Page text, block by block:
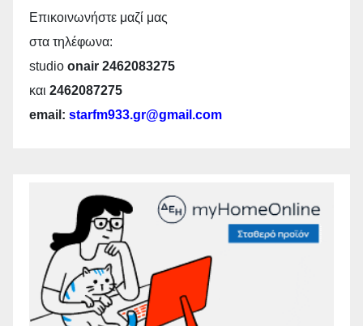
Επικοινωνήστε μαζί μας
στα τηλέφωνα:
studio onair 2462083275
και 2462087275
email: starfm933.gr@gmail.com